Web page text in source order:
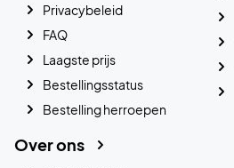
Privacybeleid
FAQ
Laagste prijs
Bestellingsstatus
Bestelling herroepen
Over ons